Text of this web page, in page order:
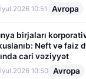
10:51 Avropa
birjaları
Neft və faiz
cari vəziyyət
10:50 Avropa